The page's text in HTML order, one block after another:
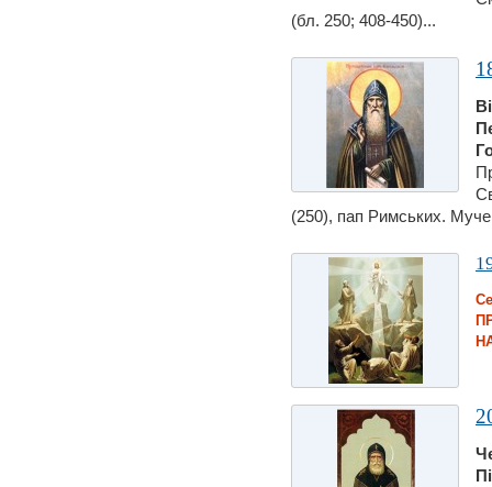
(бл. 250; 408-450)...
(250), пап Римських.